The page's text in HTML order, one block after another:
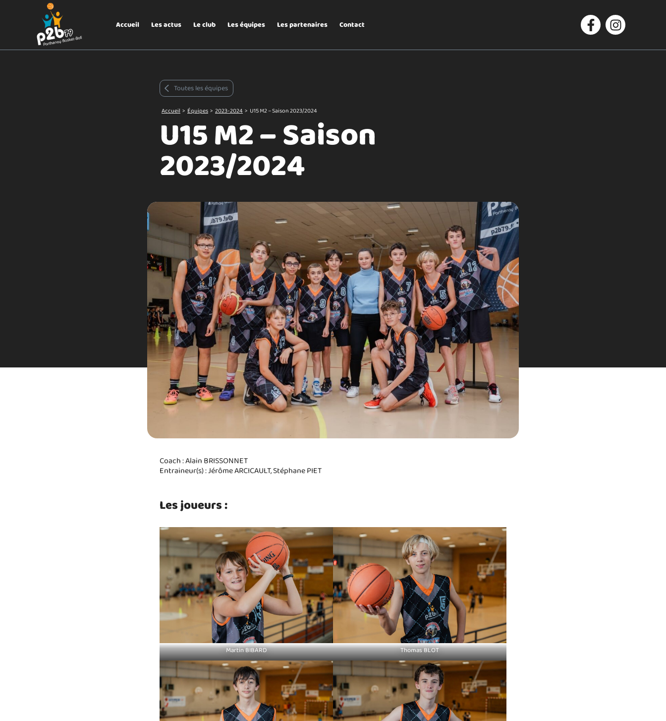
P2B79
Accueil Les actus Le club Les équipes Les partenaires Contact FacebookInstagram
Toutes les équipes
Accueil > Équipes > 2023-2024 > U15 M2 – Saison 2023/2024
U15 M2 – Saison
2023/2024
Coach : Alain BRISSONNET
Entraineur(s) : Jérôme ARCICAULT, Stéphane PIET
Les joueurs :
Martin BIBARD Thomas BLOT